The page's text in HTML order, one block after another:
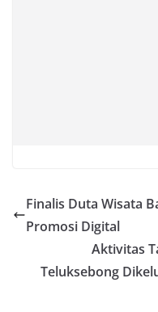
Finalis Duta Wisata
Promosi Digital
Aktivitas
Teluksebong